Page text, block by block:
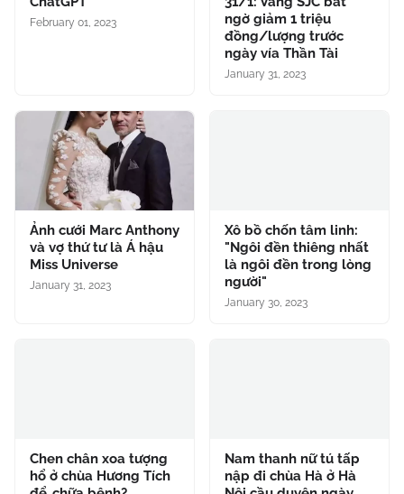
February 01, 2023
ngờ giảm 1 triệu
đồng/lượng trước
ngày vía Thần Tài
January 31, 2023
Ảnh cưới Marc Anthony
và vợ thứ tư là Á hậu
Miss Universe
January 31, 2023
Xô bồ chốn tâm linh:
"Ngôi đền thiêng nhất
là ngôi đền trong lòng
người"
January 30, 2023
Chen chân xoa tượng
hổ ở chùa Hương Tích
Nam thanh nữ tú tấp
nập đi chùa Hà ở Hà